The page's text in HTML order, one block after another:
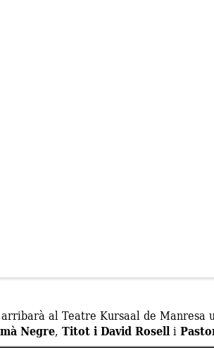
al Teatre Kursaal de
Negre, Titot i David Roselli